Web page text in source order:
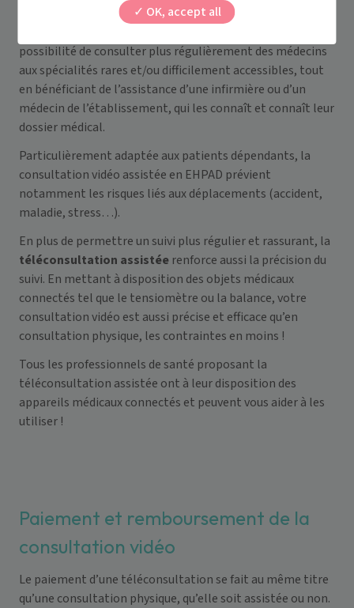
éléconsultation assistée en EPHAD
possibilité de consulter plus régulièrement des médecins
aux spécialités rares et/ou difficilement accessibles, tout
en bénéficiant de l’assistance d’une infirmière ou d’un
médecin de l’établissement, qui les connaît et connaît leur
dossier médical.
Particulièrement adaptée aux patients dépendants, la
consultation vidéo assistée en EHPAD prévient
notamment les risques liés aux déplacements (accident,
maladie, stress…).
En plus de permettre un suivi plus régulier et rassurant, la
téléconsultation assistée renforce aussi la précision du
suivi. En mettant à disposition des objets médicaux
connectés tel que le tensiomètre ou la balance, votre
consultation vidéo est aussi précise et efficace qu’en
consultation physique, les contraintes en moins !
Tous les professionnels de santé proposant la
téléconsultation assistée ont à leur disposition des
appareils médicaux connectés et peuvent vous aider à les
utiliser !
Paiement et remboursement de la
consultation vidéo
Le paiement d’une téléconsultation se fait au même titre
qu’une consultation physique, qu’elle soit assistée ou non.
OK, accept all